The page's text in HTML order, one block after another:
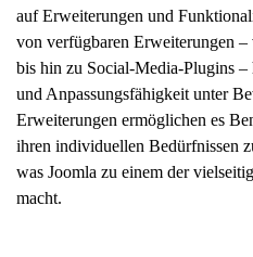
auf Erweiterungen und
von verfügbaren Erweiterungen
bis hin zu Social-Media-Plugins
und Anpassungsfähigkeit unter
Erweiterungen ermöglichen es
ihren individuellen Bedürfnissen
was Joomla zu einem der
macht.